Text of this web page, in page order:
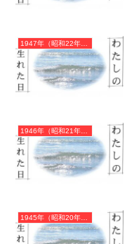
1947年（昭和22年）丁亥（ひのとい）・亥年（いのしし年）カレンダー（月曜はじまり）
1946年（昭和21年）丙戌（ひのえいぬ）・戌年（いぬ年）カレンダー（月曜はじまり）
1945年（昭和20年）乙酉（きのととり）・酉年（とり年）カレンダー（月曜はじまり）